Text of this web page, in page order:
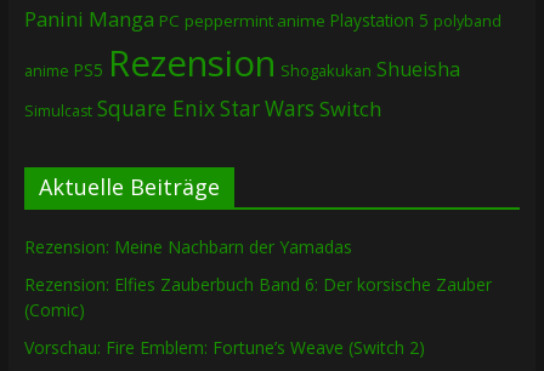
Panini Manga PC peppermint anime Playstation 5 polyband
anime PS5 Rezension Shogakukan Shueisha
Simulcast Square EnixStar Wars Switch
Aktuelle Beiträge
Rezension: Meine Nachbarn der Yamadas
Rezension: Elfies Zauberbuch Band 6: Der korsische Zauber
(Comic)
Vorschau: Fire Emblem: Fortune’s Weave (Switch 2)